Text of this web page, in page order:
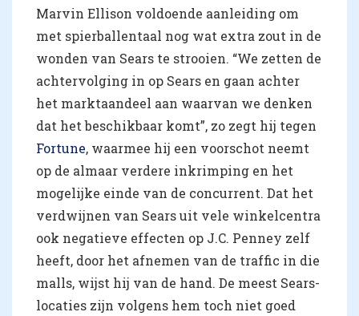
Marvin Ellison voldoende aanleiding om
met spierballentaal nog wat extra zout in de
wonden van Sears te strooien. “We zetten de
achtervolging in op Sears en gaan achter
het marktaandeel aan waarvan we denken
dat het beschikbaar komt”, zo zegt hij tegen
Fortune, waarmee hij een voorschot neemt
op de almaar verdere inkrimping en het
mogelijke einde van de concurrent. Dat het
verdwijnen van Sears uit vele winkelcentra
ook negatieve effecten op J.C. Penney zelf
heeft, door het afnemen van de traffic in die
malls, wijst hij van de hand. De meest Sears-
locaties zijn volgens hem toch niet goed